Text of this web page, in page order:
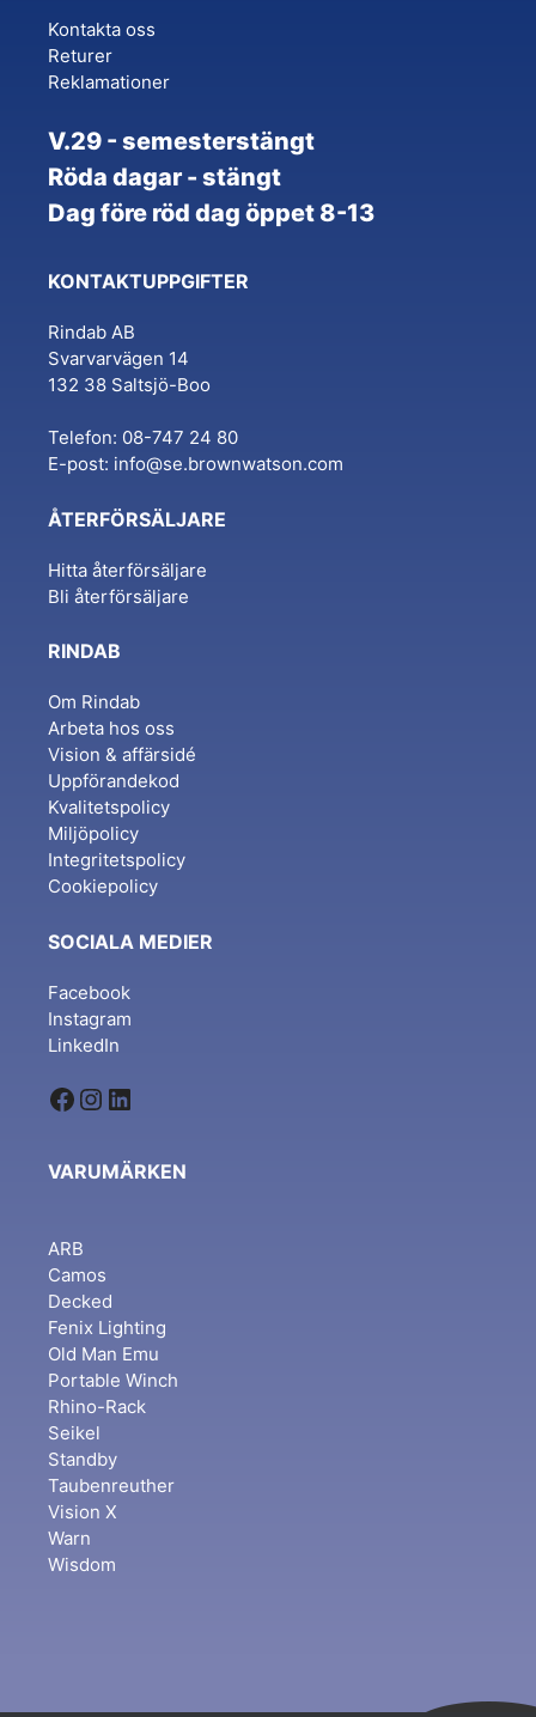
Kontakta oss
Returer
Reklamationer
V.29 - semesterstängt
Röda dagar - stängt
Dag före röd dag öppet 8-13
KONTAKTUPPGIFTER
Rindab AB
Svarvarvägen 14
132 38 Saltsjö-Boo
Telefon: 08-747 24 80
E-post: info@se.brownwatson.com
ÅTERFÖRSÄLJARE
Hitta återförsäljare
Bli återförsäljare
RINDAB
Om Rindab
Arbeta hos oss
Vision & affärsidé
Uppförandekod
Kvalitetspolicy
Miljöpolicy
Integritetspolicy
Cookiepolicy
SOCIALA MEDIER
Facebook
Instagram
LinkedIn
Facebook
Instagram
LinkedIn
VARUMÄRKEN
ARB
Camos
Decked
Fenix Lighting
Old Man Emu
Portable Winch
Rhino-Rack
Seikel
Standby
Taubenreuther
Vision X
Warn
Wisdom